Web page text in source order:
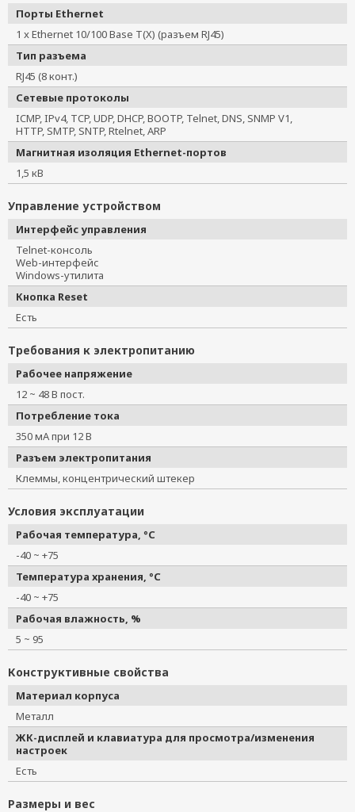
Порты Ethernet
1 x Ethernet 10/100 Base T(X) (разъем RJ45)
Тип разъема
RJ45 (8 конт.)
Сетевые протоколы
ICMP, IPv4, TCP, UDP, DHCP, BOOTP, Telnet, DNS, SNMP V1,
HTTP, SMTP, SNTP, Rtelnet, ARP
Магнитная изоляция Ethernet-портов
1,5 кВ
Управление устройством
Интерфейс управления
Telnet-консоль
Web-интерфейс
Windows-утилита
Кнопка Reset
Есть
Требования к электропитанию
Рабочее напряжение
12 ~ 48 В пост.
Потребление тока
350 мА при 12 В
Разъем электропитания
Клеммы, концентрический штекер
Условия эксплуатации
Рабочая температура, °C
-40 ~ +75
Температура хранения, °C
-40 ~ +75
Рабочая влажность, %
5 ~ 95
Конструктивные свойства
Материал корпуса
Металл
ЖК-дисплей и клавиатура для просмотра/изменения
настроек
Есть
Размеры и вес